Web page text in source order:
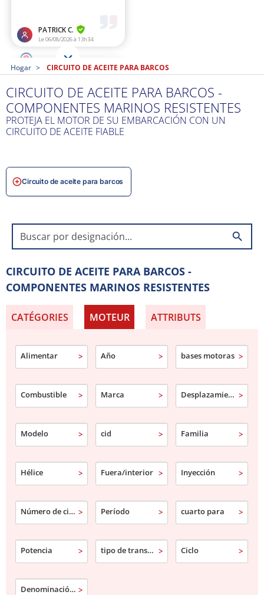
Hogar CIRCUITO DE ACEITE PARA BARCOS
CIRCUITO DE ACEITE PARA BARCOS -
COMPONENTES MARINOS RESISTENTES
PROTEJA EL MOTOR DE SU EMBARCACIÓN CON UN
CIRCUITO DE ACEITE FIABLE
Circuito de aceite para barcos
search
CIRCUITO DE ACEITE PARA BARCOS -
COMPONENTES MARINOS RESISTENTES
CATÉGORIES MOTEUR
Alimentar Año bases motoras
Combustible Marca Desplazamiento
Modelo cid Familia
Hélice Fuera/interior Inyección
Número de cilindro Período cuarto para
Potencia tipo de transmisión Ciclo
Denominación comercial
ATTRIBUTS